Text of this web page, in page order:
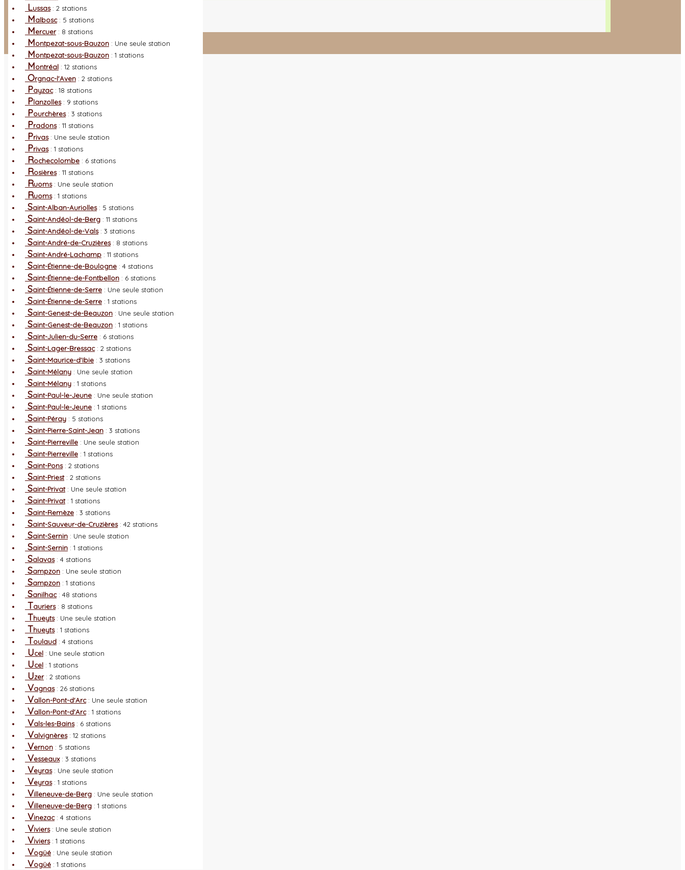
Les nouveautés
Autres sitesLiens orchidophiles
R éalisation du site
Connexion adhérent
Lussas: 2 stations
Malbosc: 5 stations
Mercuer: 8 stations
Montpezat-sous-Bauzon : Une seule station
Montpezat-sous-Bauzon : 1 stations
Montréal : 12 stations
Orgnac-l'Aven : 2 stations
Payzac: 18 stations
Planzolles: 9 stations
Pourchères: 3 stations
Pradons: 11 stations
Privas: Une seule station
Privas: 1 stations
Rochecolombe : 6 stations
Rosières: 11 stations
Ruoms: Une seule station
Ruoms: 1 stations
Saint-Alban-Auriolles: 5 stations
Saint-Andéol-de-Berg : 11 stations
Saint-Andéol-de-Vals: 3 stations
Saint-André-de-Cruzières: 8 stations
Saint-André-Lachamp : 11 stations
Saint-Étienne-de-Boulogne : 4 stations
Saint-Étienne-de-Fontbellon : 6 stations
Saint-Étienne-de-Serre : Une seule station
Saint-Étienne-de-Serre : 1 stations
Saint-Genest-de-Beauzon : Une seule station
Saint-Genest-de-Beauzon : 1 stations
Saint-Julien-du-Serre : 6 stations
Saint-Lager-Bressac: 2 stations
Saint-Maurice-d'Ibie : 3 stations
Saint-Mélany : Une seule station
Saint-Mélany : 1 stations
Saint-Paul-le-Jeune : Une seule station
Saint-Paul-le-Jeune : 1 stations
Saint-Péray : 5 stations
Saint-Pierre-Saint-Jean : 3 stations
Saint-Pierreville : Une seule station
Saint-Pierreville : 1 stations
Saint-Pons: 2 stations
Saint-Priest: 2 stations
Saint-Privat: Une seule station
Saint-Privat: 1 stations
Saint-Remèze : 3 stations
Saint-Sauveur-de-Cruzières: 42 stations
Saint-Sernin : Une seule station
Saint-Sernin : 1 stations
Salavas: 4 stations
Sampzon : Une seule station
Sampzon : 1 stations
Sanilhac: 48 stations
Tauriers: 8 stations
Thueyts: Une seule station
Thueyts: 1 stations
Toulaud : 4 stations
Ucel : Une seule station
Ucel : 1 stations
Uzer: 2 stations
Vagnas: 26 stations
Vallon-Pont-d'Arc: Une seule station
Vallon-Pont-d'Arc: 1 stations
Vals-les-Bains: 6 stations
Valvignères: 12 stations
Vernon : 5 stations
Vesseaux: 3 stations
Veyras: Une seule station
Veyras: 1 stations
Villeneuve-de-Berg : Une seule station
Villeneuve-de-Berg : 1 stations
Vinezac: 4 stations
Viviers: Une seule station
Viviers: 1 stations
Vogüé : Une seule station
Vogüé : 1 stations